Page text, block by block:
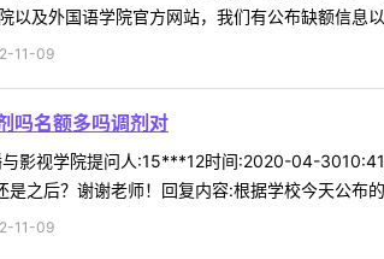
以及外国语学院官方网站，我们有公布缺额信息
11-09
吗名额多吗调剂对
影视学院提问人:15***12时间:2020-04-
之后？谢谢老师！回复内容:根据学校今天公布
11-09